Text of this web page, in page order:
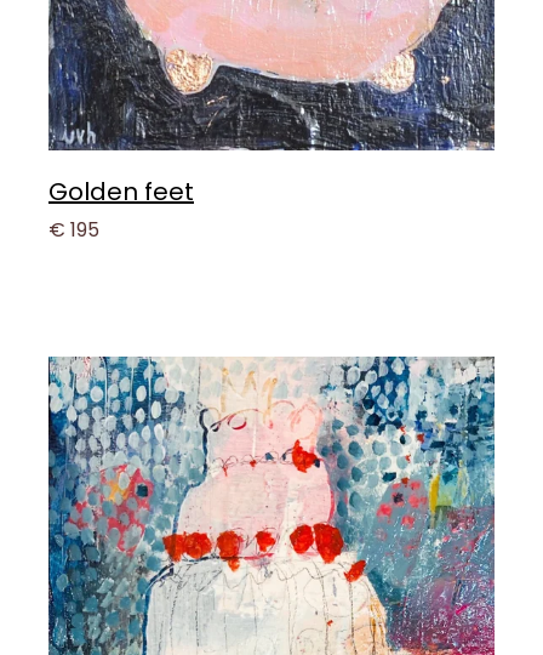
Golden feet
€ 195